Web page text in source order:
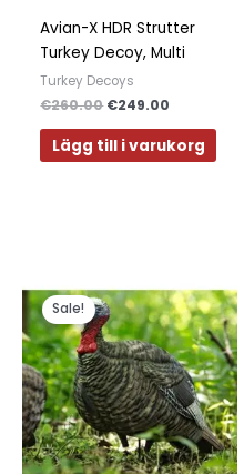
Avian-X HDR Strutter
Turkey Decoy, Multi
Turkey Decoys
€260.00 €249.00
Lägg till i varukorg
Sale!
ursprungliga
priset
var:
€385.00.
nuvarande
priset
är:
€379.00.